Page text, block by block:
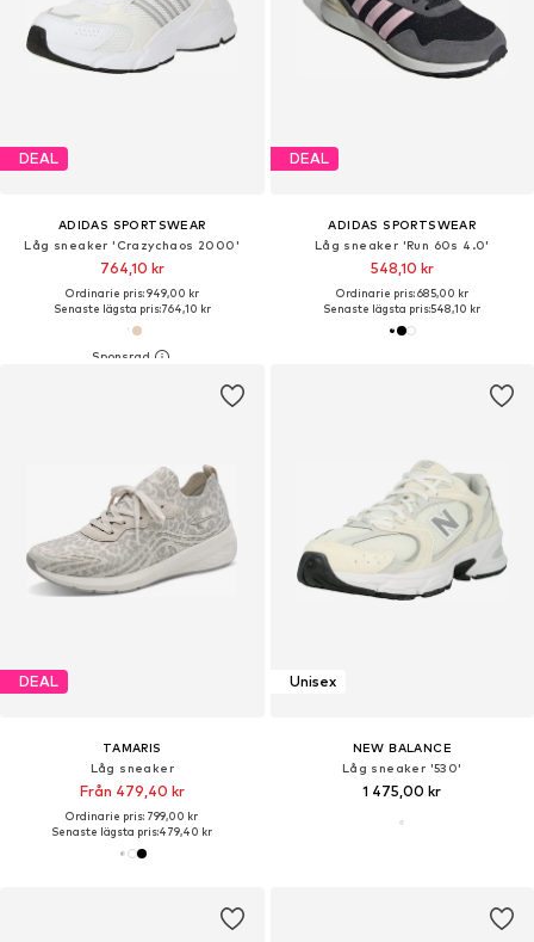
DEAL
ADIDAS SPORTSWEAR
Låg sneaker 'Crazychaos 2000'
764,10 kr
Ordinarie pris: 949,00 kr
Senaste lägsta pris:764,10 kr
DEAL
ADIDAS SPORTSWEAR
Låg sneaker 'Run 60s 4.0'
548,10 kr
Ordinarie pris: 685,00 kr
Senaste lägsta pris:548,10 kr
DEAL
TAMARIS
Låg sneaker
Från 479,40 kr
Ordinarie pris: 799,00 kr
Senaste lägsta pris:479,40 kr
Unisex
NEW BALANCE
Låg sneaker '530'
1 475,00 kr